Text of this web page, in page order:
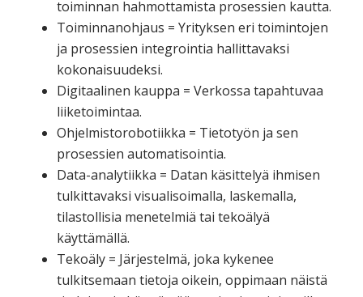
toiminnan hahmottamista prosessien kautta.
Toiminnanohjaus = Yrityksen eri toimintojen
ja prosessien integrointia hallittavaksi
kokonaisuudeksi.
Digitaalinen kauppa = Verkossa tapahtuvaa
liiketoimintaa.
Ohjelmistorobotiikka = Tietotyön ja sen
prosessien automatisointia.
Data-analytiikka = Datan käsittelyä ihmisen
tulkittavaksi visualisoimalla, laskemalla,
tilastollisia menetelmiä tai tekoälyä
käyttämällä.
Tekoäly = Järjestelmä, joka kykenee
tulkitsemaan tietoja oikein, oppimaan näistä